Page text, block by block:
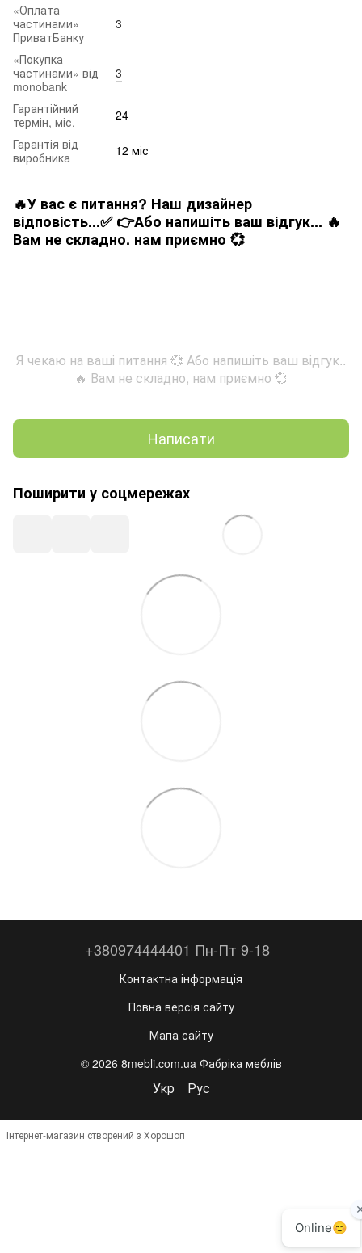
«Оплата
частинами»
ПриватБанку
3
«Покупка
частинами» від
monobank
3
Гарантійний
термін, міс.
24
Гарантія від
виробника
12 міс
🔥У вас є питання? Наш дизайнер
відповість...✅ 👉Або напишіть ваш відгук... 🔥
Вам не складно. нам приємно 💞
Я чекаю на ваші питання 💞 Або напишіть ваш відгук..
🔥 Вам не складно, нам приємно 💞
Написати
Поширити у соцмережах
+380974444401 Пн-Пт 9-18
Контактна інформація
Повна версія сайту
Мапа сайту
© 2026 8mebli.com.ua Фабріка меблів
Укр Рус
Інтернет-магазин створений з Хорошоп